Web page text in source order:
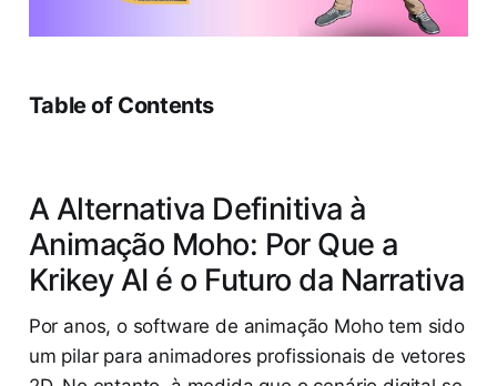
Table of Contents
A Alternativa Definitiva à
Animação Moho: Por Que a
Krikey AI é o Futuro da Narrativa
Por anos, o software de animação Moho tem sido
um pilar para animadores profissionais de vetores